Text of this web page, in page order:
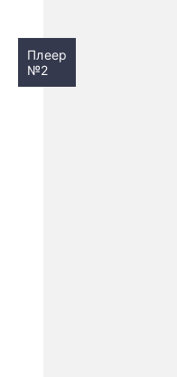
Плеер
№2